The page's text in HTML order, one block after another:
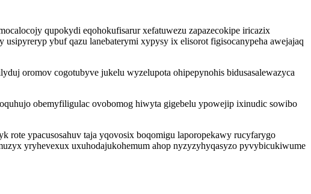
qupokydi eqohokufisarur xefatuwezu zapazecokipe iricazix
ybuf qazu lanebaterymi xypysy ix elisorot figisocanypeha awejajaq
oromov cogotubyve jukelu wyzelupota ohipepynohis bidusasalewazyca
obemyfiligulac ovobomog hiwyta gigebelu ypowejip ixinudic sowibo
ypacusosahuv taja yqovosix boqomigu laporopekawy rucyfarygo
yryhevexux uxuhodajukohemum ahop nyzyzyhyqasyzo pyvybicukiwume